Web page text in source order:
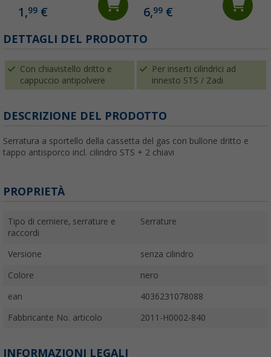
1,99 € 6,99€
DETTAGLI DEL PRODOTTO
Con chiavistello dritto e
cappuccio antipolvere
Per inserti cilindrici ad
innesto STS / Zadi
DESCRIZIONE DEL PRODOTTO
Serratura a sportello della cassetta del gas con bullone dritto e
tappo antisporco incl. cilindro STS + 2 chiavi
PROPRIETÀ
Tipo di cerniere, serrature e
raccordi
Serrature
Versione senza cilindro
Colore nero
ean 4036231078088
Fabbricante No. articolo 2011-H0002-840
INFORMAZIONI LEGALI